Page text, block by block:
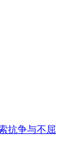
抗争与不屈